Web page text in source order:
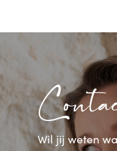
Wil jij weten